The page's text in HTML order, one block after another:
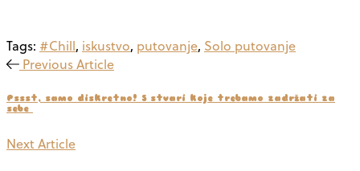
Tags: #Chill, iskustvo, putovanje, Solo putovanje
Previous Article
Pssst, samo diskretno! 5 stvari koje trebamo zadržati za
sebe
Next Article